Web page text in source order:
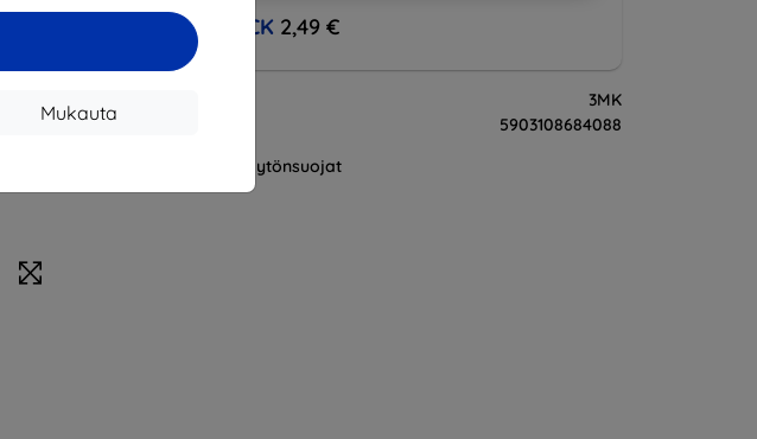
Mukauta
CASHBACK 2,49 €
3MK
EAN
5903108684088
Näytönsuojat